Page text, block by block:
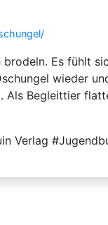
Es fühlt
wieder
Als Begleittier
Verlag